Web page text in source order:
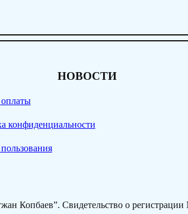
НОВОСТИ
конфиденциальности
Копбаев”. Свидетельство о